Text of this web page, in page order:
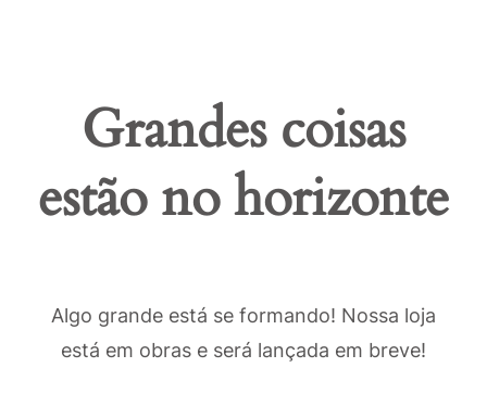
Grandes coisas
estão no horizonte
Algo grande está se formando! Nossa loja
está em obras e será lançada em breve!